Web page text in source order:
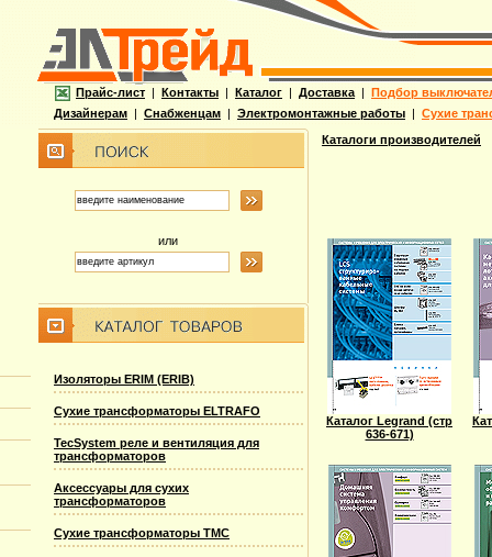
Прайс-лист | Контакты | Каталог | Доставка | Подбор
Дизайнерам | Снабженцам | Электромонтажные работы | Сухие
или
Изоляторы ERIM (ERIB)
Сухие трансформаторы ELTRAFO
TecSystem реле и вентиляция для
трансформаторов
Аксессуары для сухих
трансформаторов
Сухие трансформаторы TMC
Каталоги производителей
Каталог Legrand (стр
636-671)